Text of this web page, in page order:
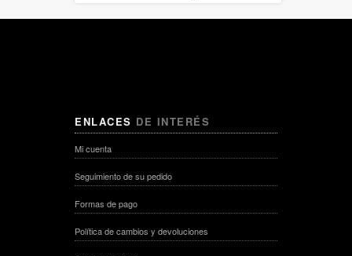
ENLACES DE INTERÉS
Mi cuenta
Seguimiento de su pedido
Formas de pago
Política de cambios y devoluciones